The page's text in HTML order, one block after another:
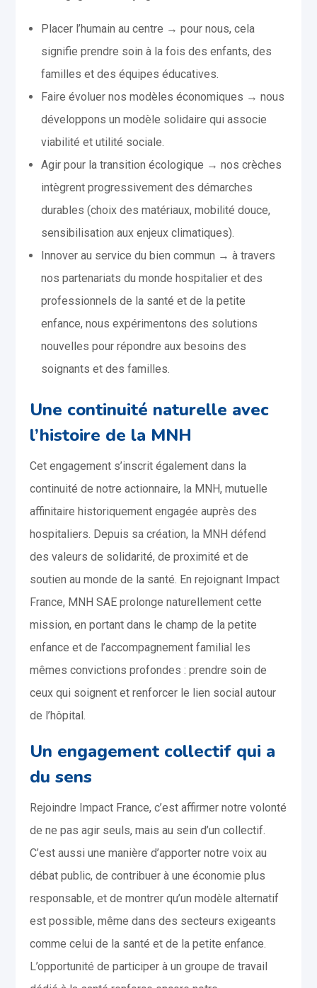
Placer l’humain au centre → pour nous, cela
signifie prendre soin à la fois des enfants, des
familles et des équipes éducatives.
Faire évoluer nos modèles économiques → nous
développons un modèle solidaire qui associe
viabilité et utilité sociale.
Agir pour la transition écologique → nos crèches
intègrent progressivement des démarches
durables (choix des matériaux, mobilité douce,
sensibilisation aux enjeux climatiques).
Innover au service du bien commun → à travers
nos partenariats du monde hospitalier et des
professionnels de la santé et de la petite
enfance, nous expérimentons des solutions
nouvelles pour répondre aux besoins des
soignants et des familles.
Une continuité naturelle avec
l’histoire de la MNH
Cet engagement s’inscrit également dans la
continuité de notre actionnaire, la MNH, mutuelle
affinitaire historiquement engagée auprès des
hospitaliers. Depuis sa création, la MNH défend
des valeurs de solidarité, de proximité et de
soutien au monde de la santé. En rejoignant Impact
France, MNH SAE prolonge naturellement cette
mission, en portant dans le champ de la petite
enfance et de l’accompagnement familial les
mêmes convictions profondes : prendre soin de
ceux qui soignent et renforcer le lien social autour
de l’hôpital.
Un engagement collectif qui a
du sens
Rejoindre Impact France, c’est affirmer notre volonté
de ne pas agir seuls, mais au sein d’un collectif.
C’est aussi une manière d’apporter notre voix au
débat public, de contribuer à une économie plus
responsable, et de montrer qu’un modèle alternatif
est possible, même dans des secteurs exigeants
comme celui de la santé et de la petite enfance.
L’opportunité de participer à un groupe de travail